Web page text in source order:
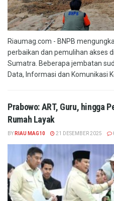
Riaumag.com - BNPB
perbaikan dan pemulihan akses
Sumatra. Beberapa jembatan
Data, Informasi dan Komunikasi
Prabowo: ART, Guru, hingga
Rumah Layak
BY RIAU MAG10 21 DESEMBER 2025